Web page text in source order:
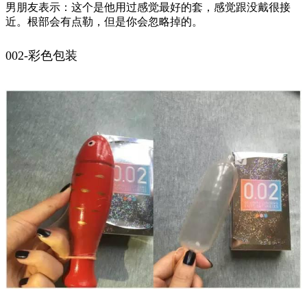
男朋友表示：这个是他用过感觉最好的套，感觉跟没戴很接
近。根部会有点勒，但是你会忽略掉的。
002-彩色包装